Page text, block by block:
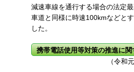
減速車線を通行する場合の法定
車道と同様に時速100kmなどと
した。
携帯電話使用等対策の推進に
（令和